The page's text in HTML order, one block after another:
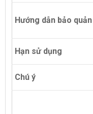
Hướng dẫn bảo quản
Hạn sử dụng
Chú ý